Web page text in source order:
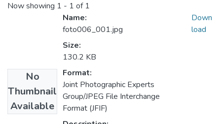
Now showing 1 - 1 of 1
No
Thumbnail
Available
Name:
foto006_001.jpg
Size:
130.2 KB
Format:
Joint Photographic Experts
Group/JPEG File Interchange
Format (JFIF)
Down
load